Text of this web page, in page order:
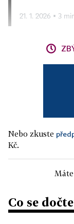
21. 1. 2026 ▪ 3
Nebo zkuste
Kč.
Co se